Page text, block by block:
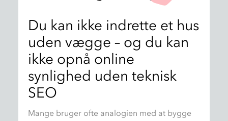
Du kan ikke indrette et hus
uden vægge – og du kan
ikke opnå online
synlighed uden teknisk
SEO
Mange bruger ofte analogien med at bygge